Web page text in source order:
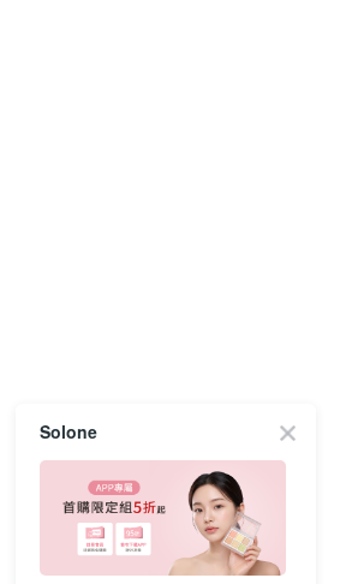
Solone